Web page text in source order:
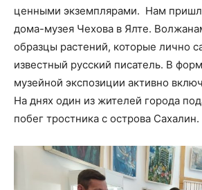
ценными экземплярами. Нам
дома-музея Чехова в Ялте.
образцы растений, которые лично
известный русский писатель. В
музейной экспозиции активно
На днях один из жителей города
побег тростника с острова Сахалин.